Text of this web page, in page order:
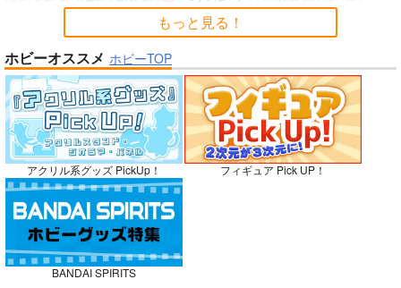
マシュ・キリエライト
サンプル
カート
（税込）
Fate/Grand Order
カルナ
アルジュナ
サンプル
カート
Dr.STONE
七海龍水
氷月
サンプル
カート
No.10
完全解呪のプリースト 2
嫁候補、うちに住むらしい。 #古民
家・美少女3人・耳付き幼馴染
禁断で禁断じゃないちょっと禁断な
義兄妹ラブコメは未遂えっちから始
もっと見る！
ホビーオススメ ホビーTOP
アクリル系グッズ PickUp！ フィギュア Pick UP！
BANDAI SPIRITS